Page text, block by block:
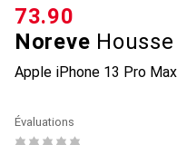
Noreve
Apple iPhone 13 Pro Max
CHF
73.90
Évaluations